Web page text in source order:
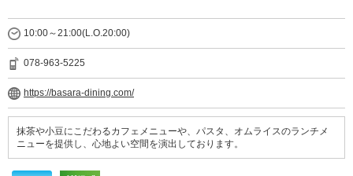
10:00～21:00(L.O.20:00)
078-963-5225
https://basara-dining.com/
抹茶や小豆にこだわるカフェメニューや、パスタ、オムライスのランチメ
ニューを提供し、心地よい空間を演出しております。